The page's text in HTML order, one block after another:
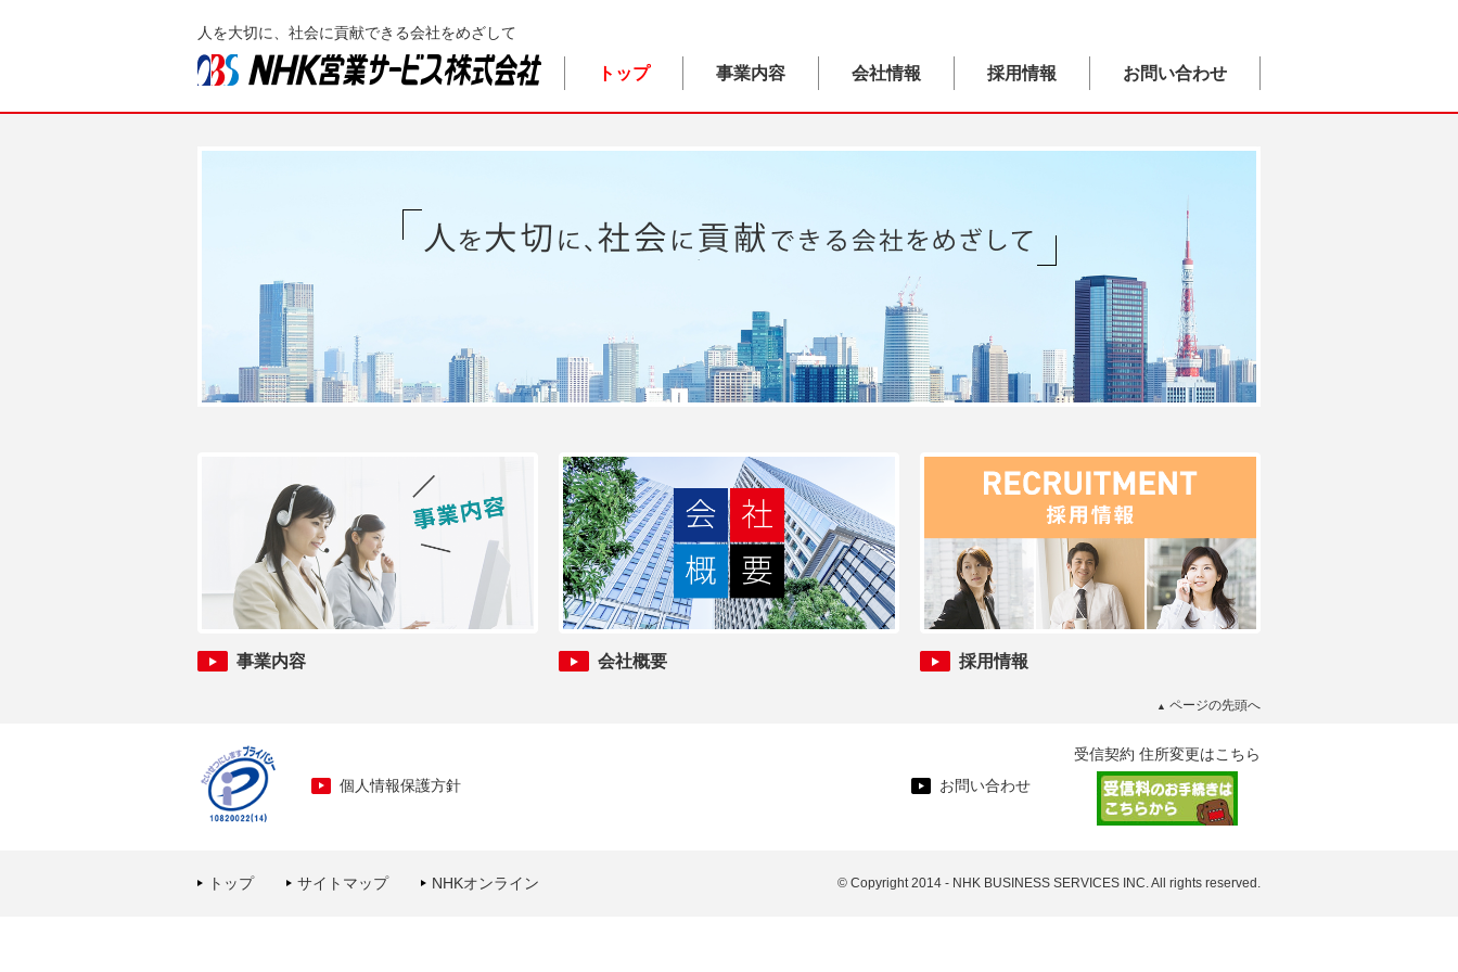
人を大切に、社会に貢献できる会社をめざして
トップ 事業内容 会社情報 採用情報 お問い合わせ
事業内容 会社概要 採用情報
▲ ページの先頭へ
個人情報保護方針 お問い合わせ
受信契約 住所変更はこちら
トップ サイトマップ NHKオンライン © Copyright 2014 - NHK BUSINESS SERVICES INC. All rights reserved.